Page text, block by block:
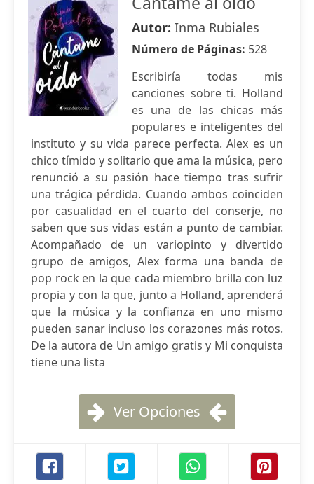
Autor: Inma Rubiales
Número de Páginas: 528
Escribiría todas mis
canciones sobre ti. Holland
es una de las chicas más
populares e inteligentes del
instituto y su vida parece perfecta. Alex es un
chico tímido y solitario que ama la música, pero
renunció a su pasión hace tiempo tras sufrir
una trágica pérdida. Cuando ambos coinciden
por casualidad en el cuarto del conserje, no
saben que sus vidas están a punto de cambiar.
Acompañado de un variopinto y divertido
grupo de amigos, Alex forma una banda de
pop rock en la que cada miembro brilla con luz
propia y con la que, junto a Holland, aprenderá
que la música y la confianza en uno mismo
pueden sanar incluso los corazones más rotos.
De la autora de Un amigo gratis y Mi conquista
tiene una lista
Ver Opciones